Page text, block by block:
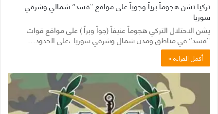
تركيا تشن هجوماً برياً وجوياً على مواقع “قسد” شمالي وشرقي
سوريا
يشن الاحتلال التركي هجوماً عنيفاً (جواً وبراً ) على مواقع قوات
“قسد” في مناطق ومدن شمال وشرقي سوريا ،على الحدود…
أكمل القراءة »